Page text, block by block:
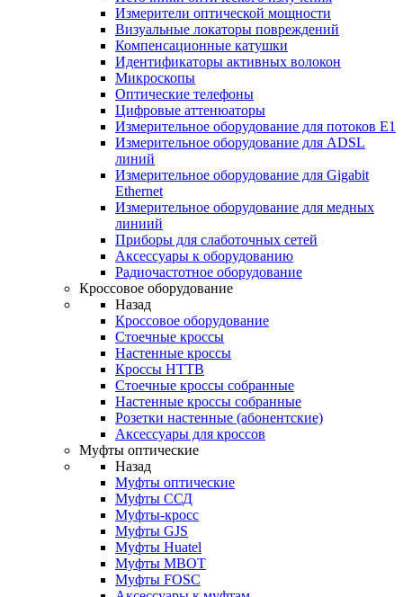
Измерители оптической мощности
Визуальные локаторы повреждений
Компенсационные катушки
Идентификаторы активных волокон
Микроскопы
Оптические телефоны
Цифровые аттенюаторы
Измерительное оборудование для потоков Е1
Измерительное оборудование для ADSL
линий
Измерительное оборудование для Gigabit
Ethernet
Измерительное оборудование для медных
линиий
Приборы для слаботочных сетей
Аксессуары к оборудованию
Радиочастотное оборудование
Кроссовое оборудование
Назад
Кроссовое оборудование
Стоечные кроссы
Настенные кроссы
Кроссы HTTB
Стоечные кроссы собранные
Настенные кроссы собранные
Розетки настенные (абонентские)
Аксессуары для кроссов
Муфты оптические
Назад
Муфты оптические
Муфты ССД
Муфты-кросс
Муфты GJS
Муфты Huatel
Муфты МВОТ
Муфты FOSC